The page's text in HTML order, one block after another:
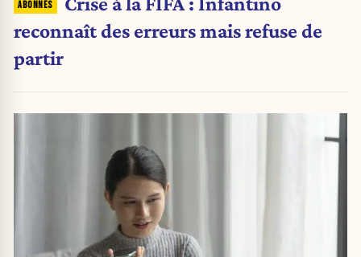
reconnaît des erreurs mais refuse de
partir